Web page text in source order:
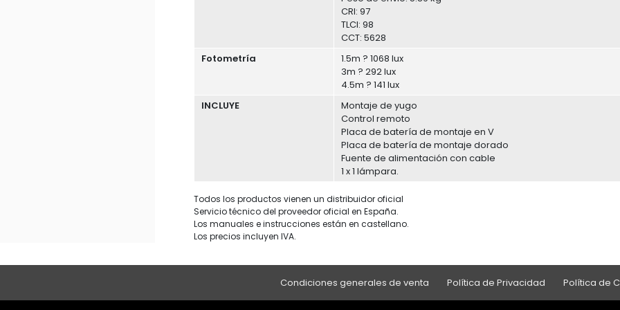
CRI: 97
TLCI: 98
CCT: 5628
Fotometría
1.5m ? 1068 lux
3m ? 292 lux
4.5m ? 141 lux
INCLUYE
Montaje de yugo
Control remoto
Placa de batería de montaje en V
Placa de batería de montaje dorado
Fuente de alimentación con cable
1 x 1 lámpara.
Todos los productos vienen un distribuidor oficial
Servicio técnico del proveedor oficial en España.
Los manuales e instrucciones están en castellano.
Los precios incluyen IVA.
Condiciones generales de venta Política de Privacidad Política de